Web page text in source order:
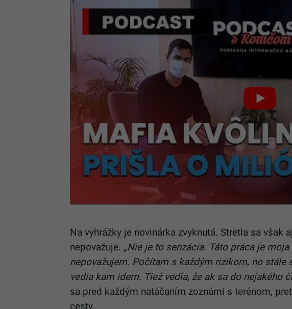
Na vyhrážky je novinárka zvyknutá. Stretla sa však
nepovažuje. „Nie je to senzácia. Táto práca je
nepovažujem. Počítam s každým rizikom, no
vedia kam idem. Tiež vedia, že ak sa do nejakého
sa pred každým natáčaním zoznámi s terénom,
cesty.